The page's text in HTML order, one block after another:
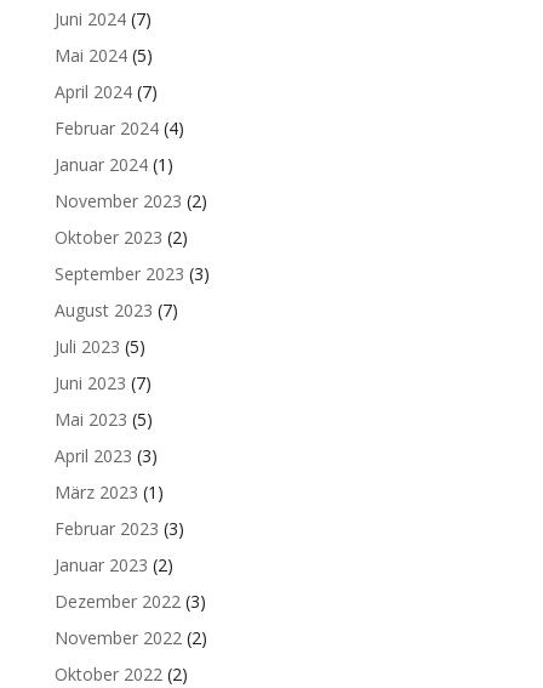
Juni 2024(7)
Mai 2024(5)
April 2024(7)
Februar 2024(4)
Januar 2024(1)
November 2023 (2)
Oktober 2023 (2)
September 2023 (3)
August 2023 (7)
Juli 2023 (5)
Juni 2023 (7)
Mai 2023 (5)
April 2023 (3)
März 2023 (1)
Februar 2023 (3)
Januar 2023 (2)
Dezember 2022(3)
November 2022(2)
Oktober 2022(2)